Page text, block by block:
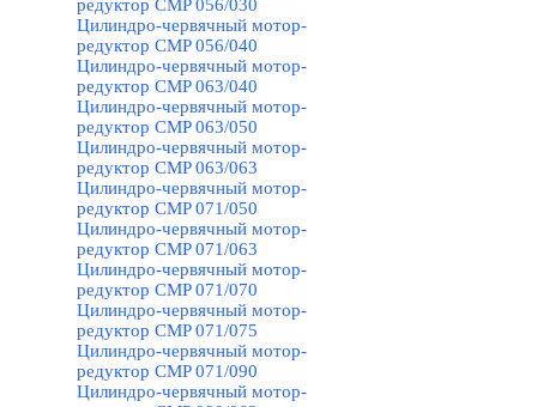
редуктор CMP 056/030
Цилиндро-червячный мотор-
редуктор CMP 056/040
Цилиндро-червячный мотор-
редуктор CMP 063/040
Цилиндро-червячный мотор-
редуктор CMP 063/050
Цилиндро-червячный мотор-
редуктор CMP 063/063
Цилиндро-червячный мотор-
редуктор CMP 071/050
Цилиндро-червячный мотор-
редуктор CMP 071/063
Цилиндро-червячный мотор-
редуктор CMP 071/070
Цилиндро-червячный мотор-
редуктор CMP 071/075
Цилиндро-червячный мотор-
редуктор CMP 071/090
Цилиндро-червячный мотор-